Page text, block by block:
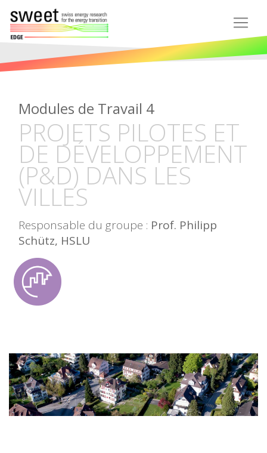
Modules de Travail 4
PROJETS PILOTES ET
DE DÉVELOPPEMENT
(P&D) DANS LES
VILLES
Responsable du groupe : Prof. Philipp
Schütz, HSLU